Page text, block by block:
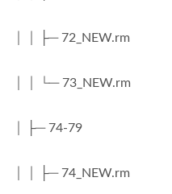
│ │ ├─ 72_NEW.rm
│ │ └─ 73_NEW.rm
│ ├─ 74-79
│ │ ├─ 74_NEW.rm